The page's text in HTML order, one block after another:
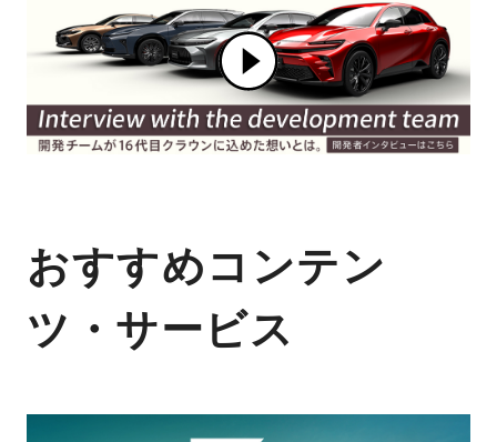
おすすめコンテン
ツ・サービス